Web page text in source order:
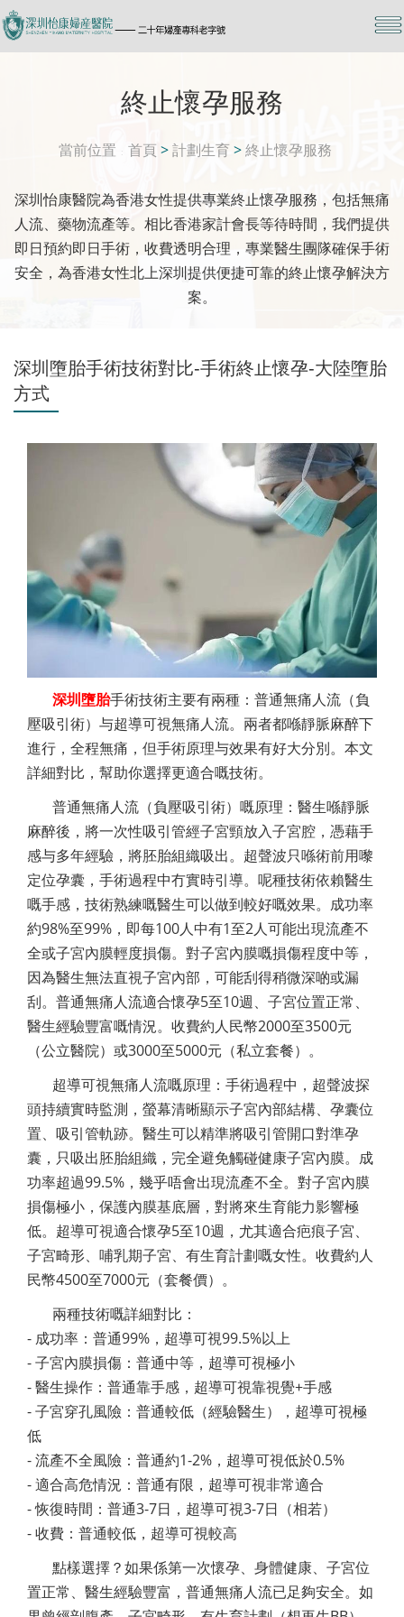
終止懷孕服務
當前位置 首頁 >計劃生育>終止懷孕服務
深圳怡康醫院為香港女性提供專業終止懷孕服務，包括無痛
人流、藥物流產等。相比香港家計會長等待時間，我們提供
即日預約即日手術，收費透明合理，專業醫生團隊確保手術
安全，為香港女性北上深圳提供便捷可靠的終止懷孕解決方
案。
深圳墮胎手術技術對比-手術終止懷孕-大陸墮胎
方式
深圳墮胎手術技術主要有兩種：普通無痛人流（負
壓吸引術）与超導可視無痛人流。兩者都喺靜脈麻醉下
進行，全程無痛，但手術原理与效果有好大分別。本文
詳細對比，幫助你選擇更適合嘅技術。
普通無痛人流（負壓吸引術）嘅原理：醫生喺靜脈
麻醉後，將一次性吸引管經子宮頸放入子宮腔，憑藉手
感与多年經驗，將胚胎組織吸出。超聲波只喺術前用嚟
定位孕囊，手術過程中冇實時引導。呢種技術依賴醫生
嘅手感，技術熟練嘅醫生可以做到較好嘅效果。成功率
約98%至99%，即每100人中有1至2人可能出現流產不
全或子宮內膜輕度損傷。對子宮內膜嘅損傷程度中等，
因為醫生無法直視子宮內部，可能刮得稍微深啲或漏
刮。普通無痛人流適合懷孕5至10週、子宮位置正常、
醫生經驗豐富嘅情況。收費約人民幣2000至3500元
（公立醫院）或3000至5000元（私立套餐）。
超導可視無痛人流嘅原理：手術過程中，超聲波探
頭持續實時監測，螢幕清晰顯示子宮內部結構、孕囊位
置、吸引管軌跡。醫生可以精準將吸引管開口對準孕
囊，只吸出胚胎組織，完全避免觸碰健康子宮內膜。成
功率超過99.5%，幾乎唔會出現流產不全。對子宮內膜
損傷極小，保護內膜基底層，對將來生育能力影響極
低。超導可視適合懷孕5至10週，尤其適合疤痕子宮、
子宮畸形、哺乳期子宮、有生育計劃嘅女性。收費約人
民幣4500至7000元（套餐價）。
兩種技術嘅詳細對比：
- 成功率：普通99%，超導可視99.5%以上
- 子宮內膜損傷：普通中等，超導可視極小
- 醫生操作：普通靠手感，超導可視靠視覺+手感
- 子宮穿孔風險：普通較低（經驗醫生），超導可視極
低
- 流產不全風險：普通約1-2%，超導可視低於0.5%
- 適合高危情況：普通有限，超導可視非常適合
- 恢復時間：普通3-7日，超導可視3-7日（相若）
- 收費：普通較低，超導可視較高
點樣選擇？如果係第一次懷孕、身體健康、子宮位
置正常、醫生經驗豐富，普通無痛人流已足夠安全。如